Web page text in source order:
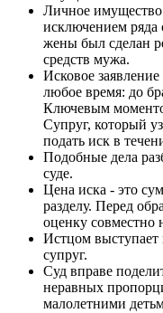
Личное имущество
исключением ряда
жены был сделан
средств мужа.
Исковое
любое время: до
Ключевым
Супруг, который
подать иск в
Подобные дела
суде.
Цена иска - это
разделу. Перед
оценку совместно
Истцом выступает
супруг.
Суд вправе
неравных
малолетними